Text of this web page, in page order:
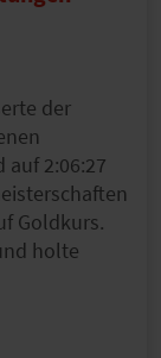
der
2:06:27
Goldkurs.
holte